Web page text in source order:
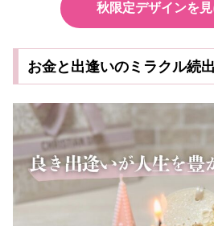
秋限定デザインを
お金と出逢いのミラクル続